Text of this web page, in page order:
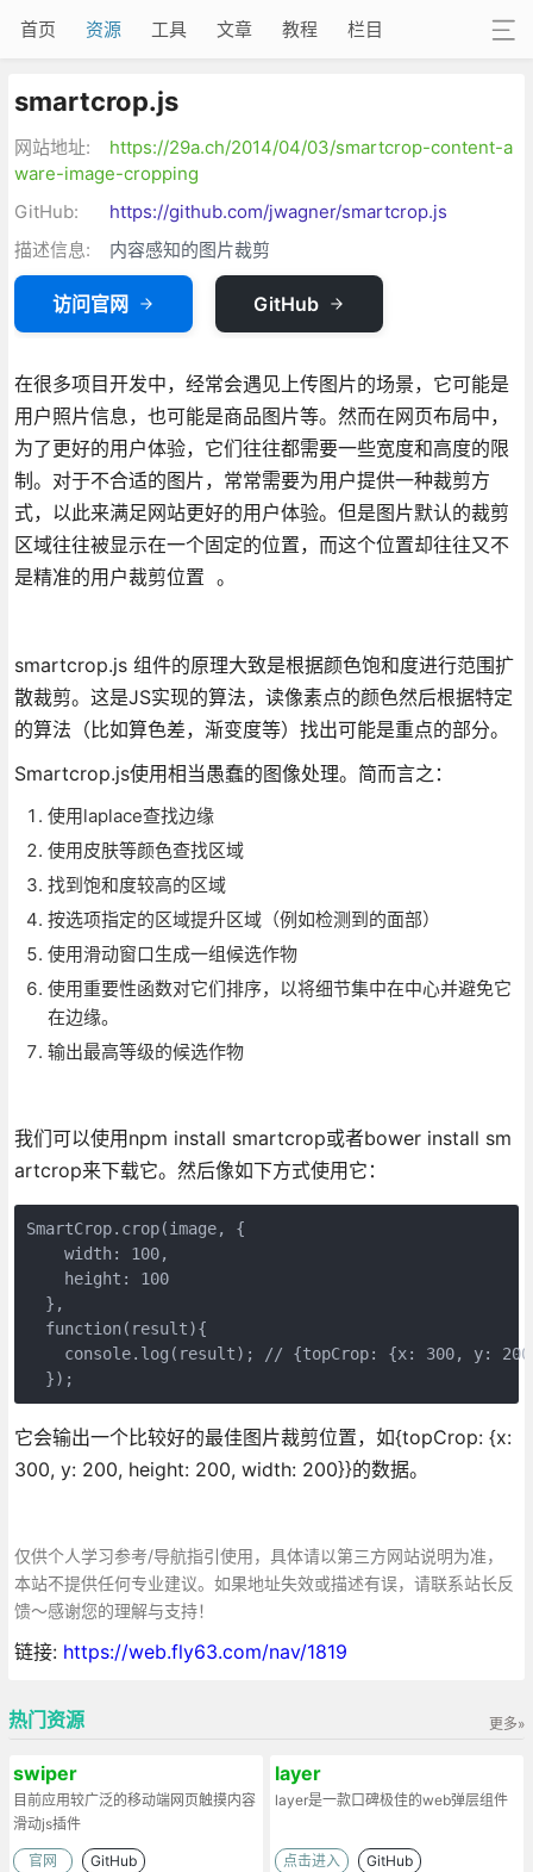
首页 资源 工具 文章 教程 栏目
smartcrop.js
网站地址:
https://29a.ch/2014/04/03/smartcrop-content-a
ware-image-cropping
GitHub:
https://github.com/jwagner/smartcrop.js
描述信息:
内容感知的图片裁剪
访问官网 GitHub
在很多项目开发中，经常会遇见上传图片的场景，它可能是
用户照片信息，也可能是商品图片等。然而在网页布局中，
为了更好的用户体验，它们往往都需要一些宽度和高度的限
制。对于不合适的图片，常常需要为用户提供一种裁剪方
式，以此来满足网站更好的用户体验。但是图片默认的裁剪
区域往往被显示在一个固定的位置，而这个位置却往往又不
是精准的用户裁剪位置 。
smartcrop.js 组件的原理大致是根据颜色饱和度进行范围扩
散裁剪。这是JS实现的算法，读像素点的颜色然后根据特定
的算法（比如算色差，渐变度等）找出可能是重点的部分。
Smartcrop.js使用相当愚蠢的图像处理。简而言之：
使用laplace查找边缘
使用皮肤等颜色查找区域
找到饱和度较高的区域
按选项指定的区域提升区域（例如检测到的面部）
使用滑动窗口生成一组候选作物
使用重要性函数对它们排序，以将细节集中在中心并避免它
在边缘。
输出最高等级的候选作物
我们可以使用npm install smartcrop或者bower install sm
artcrop来下载它。然后像如下方式使用它：
SmartCrop.crop(image, {
    width: 100,
    height: 100
  },
  function(result){
console.log(result); // {topCrop: {x: 300, y:
  });
它会输出一个比较好的最佳图片裁剪位置，如{topCrop: {x:
300, y: 200, height: 200, width: 200}}的数据。
仅供个人学习参考/导航指引使用，具体请以第三方网站说明为准，
本站不提供任何专业建议。如果地址失效或描述有误，请联系站长反
馈～感谢您的理解与支持！
链接: https://web.fly63.com/nav/1819
更多»
热门资源
swiper
目前应用较广泛的移动端网页触摸内容
滑动js插件
官网 GitHub
layer
layer是一款口碑极佳的web弹层组件
点击进入 GitHub